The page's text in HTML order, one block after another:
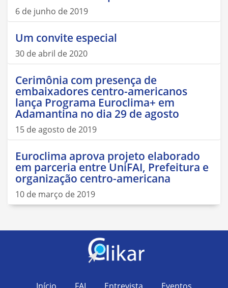
6 de junho de 2019
Um convite especial
30 de abril de 2020
Cerimônia com presença de
embaixadores centro-americanos
lança Programa Euroclima+ em
Adamantina no dia 29 de agosto
15 de agosto de 2019
Euroclima aprova projeto elaborado
em parceria entre UniFAI, Prefeitura e
organização centro-americana
10 de março de 2019